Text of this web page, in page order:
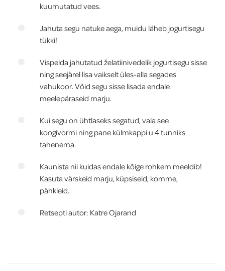
kuumutatud vees.
Jahuta segu natuke aega, muidu läheb jogurtisegu
tükki!
Vispelda jahutatud želatiinivedelik jogurtisegu sisse
ning seejärel lisa vaikselt üles-alla segades
vahukoor. Võid segu sisse lisada endale
meelepäraseid marju.
Kui segu on ühtlaseks segatud, vala see
koogivormi ning pane külmkappi u 4 tunniks
tahenema.
Kaunista nii kuidas endale kõige rohkem meeldib!
Kasuta värskeid marju, küpsiseid, komme,
pähkleid.
Retsepti autor: Katre Ojarand